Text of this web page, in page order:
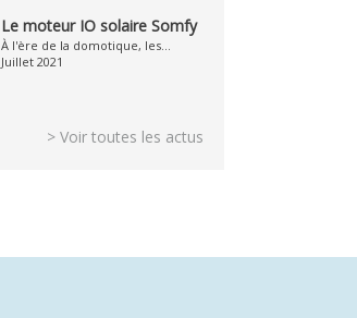
Le moteur IO solaire Somfy
À l'ère de la domotique, les...
Juillet 2021
> Voir toutes les actus